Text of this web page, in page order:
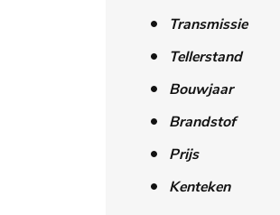
Transmissie
Tellerstand
Bouwjaar
Brandstof
Prijs
Kenteken